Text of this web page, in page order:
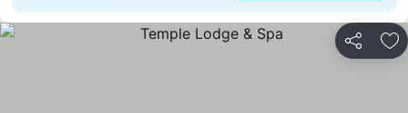
Partager